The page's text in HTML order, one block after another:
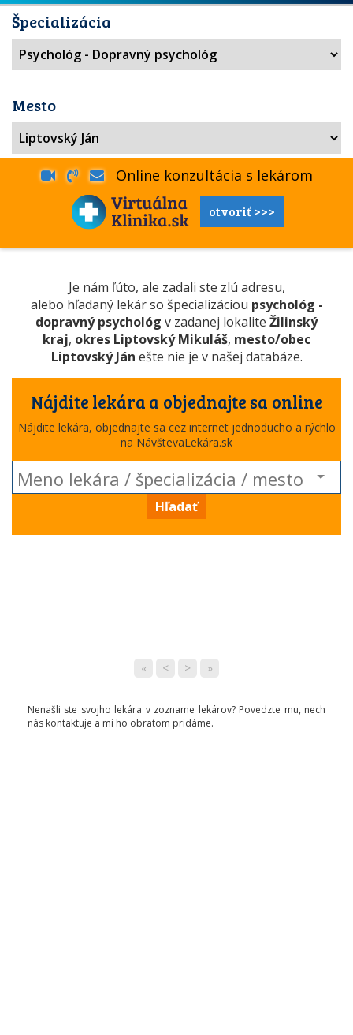
Špecializácia
Mesto
Online konzultácia s lekárom
otvoriť >>>
Je nám ľúto, ale zadali ste zlú adresu,
alebo hľadaný lekár so špecializáciou psychológ -
dopravný psychológ v zadanej lokalite Žilinský
kraj, okres Liptovský Mikuláš, mesto/obec
Liptovský Ján ešte nie je v našej databáze.
Nájdite lekára a objednajte sa online
Nájdite lekára, objednajte sa cez internet jednoducho a rýchlo
na NávštevaLekára.sk
Hľadať
« < > »
Nenašli ste svojho lekára v zozname lekárov? Povedzte mu, nech
nás kontaktuje a mi ho obratom pridáme.